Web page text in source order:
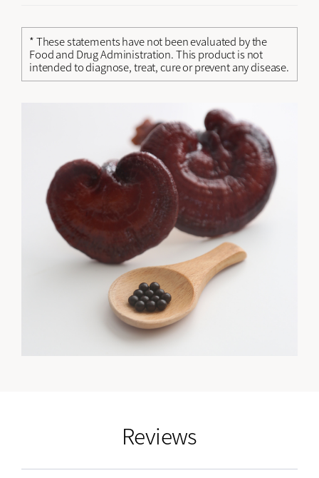
* These statements have not been evaluated by the
Food and Drug Administration. This product is not
intended to diagnose, treat, cure or prevent any disease.
Reviews